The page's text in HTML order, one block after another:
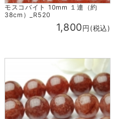
モスコバイト 10mm １連（約
38cm）_R520
1,800円(税込)